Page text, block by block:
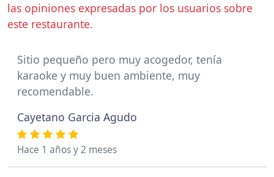
las opiniones expresadas por los usuarios sobre
este restaurante.
Sitio pequeño pero muy acogedor, tenía
karaoke y muy buen ambiente, muy
recomendable.
Cayetano Garcia Agudo
Hace 1 años y 2 meses